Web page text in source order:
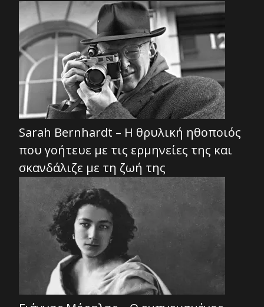
Sarah Bernhardt – Η θρυλική ηθοποιός
που γοήτευε με τις ερμηνείες της και
σκανδάλιζε με τη ζωή της